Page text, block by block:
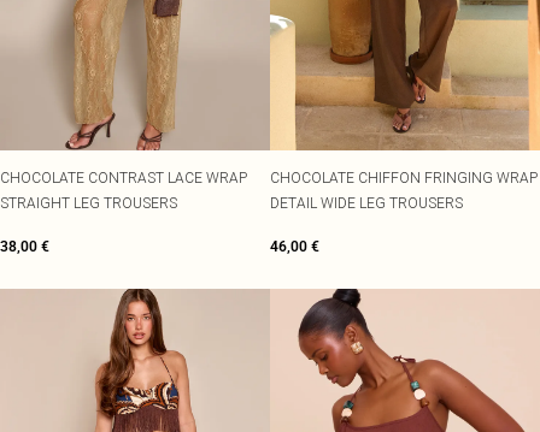
CHOCOLATE CONTRAST LACE WRAP
STRAIGHT LEG TROUSERS
38,00 €
CHOCOLATE CHIFFON FRINGING WRAP
DETAIL WIDE LEG TROUSERS
46,00 €